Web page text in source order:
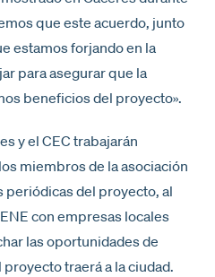
que este acuerdo, junto
estamos forjando en la
para asegurar que la
beneficios del proyecto».
y el CEC trabajarán
miembros de la asociación
periódicas del proyecto, al
con empresas locales
las oportunidades de
traerá a la ciudad.